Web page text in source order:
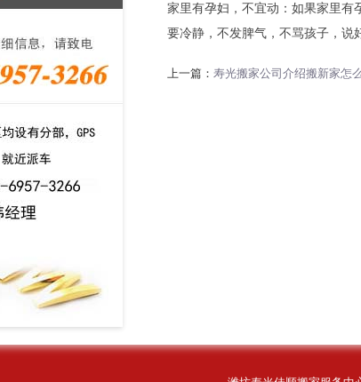
家里有孕妇，不宜动：如果家里有
要冷静，不发脾气，不骂孩子，说
上一篇： 寿光搬家公司介绍搬新家怎